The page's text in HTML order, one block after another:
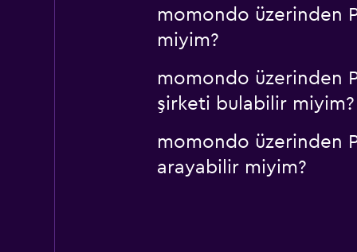
momondo üzerinden
miyim?
momondo üzerinden
şirketi bulabilir miyim?
momondo üzerinden
arayabilir miyim?